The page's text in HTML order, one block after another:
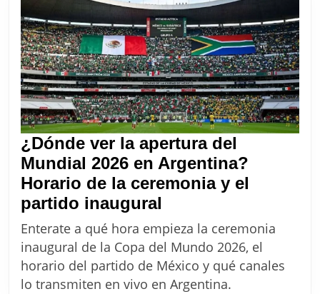
¿Dónde ver la apertura del
Mundial 2026 en Argentina?
Horario de la ceremonia y el
partido inaugural
ver
la
apertura
del
Enterate a qué hora empieza la ceremonia
inaugural de la Copa del Mundo 2026, el
horario del partido de México y qué canales
lo transmiten en vivo en Argentina.